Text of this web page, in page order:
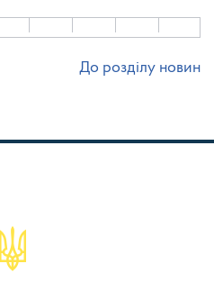
До розділу новин